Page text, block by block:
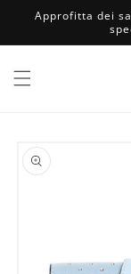
direttamente
Approfitta dei
informazioni
sul prodotto